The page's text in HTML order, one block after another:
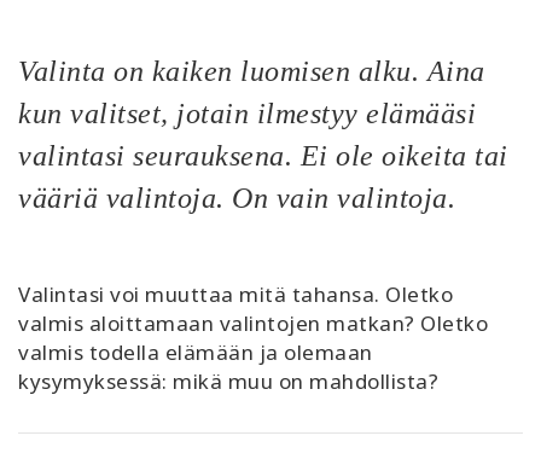
Valinta on kaiken luomisen alku. Aina
kun valitset, jotain ilmestyy elämääsi
valintasi seurauksena. Ei ole oikeita tai
vääriä valintoja. On vain valintoja.
Valintasi voi muuttaa mitä tahansa. Oletko
valmis aloittamaan valintojen matkan? Oletko
valmis todella elämään ja olemaan
kysymyksessä: mikä muu on mahdollista?